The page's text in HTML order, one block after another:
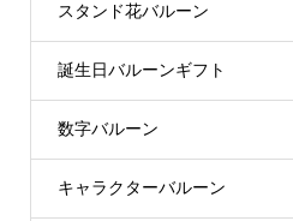
スタンド花バルーン
誕生日バルーンギフト
数字バルーン
キャラクターバルーン